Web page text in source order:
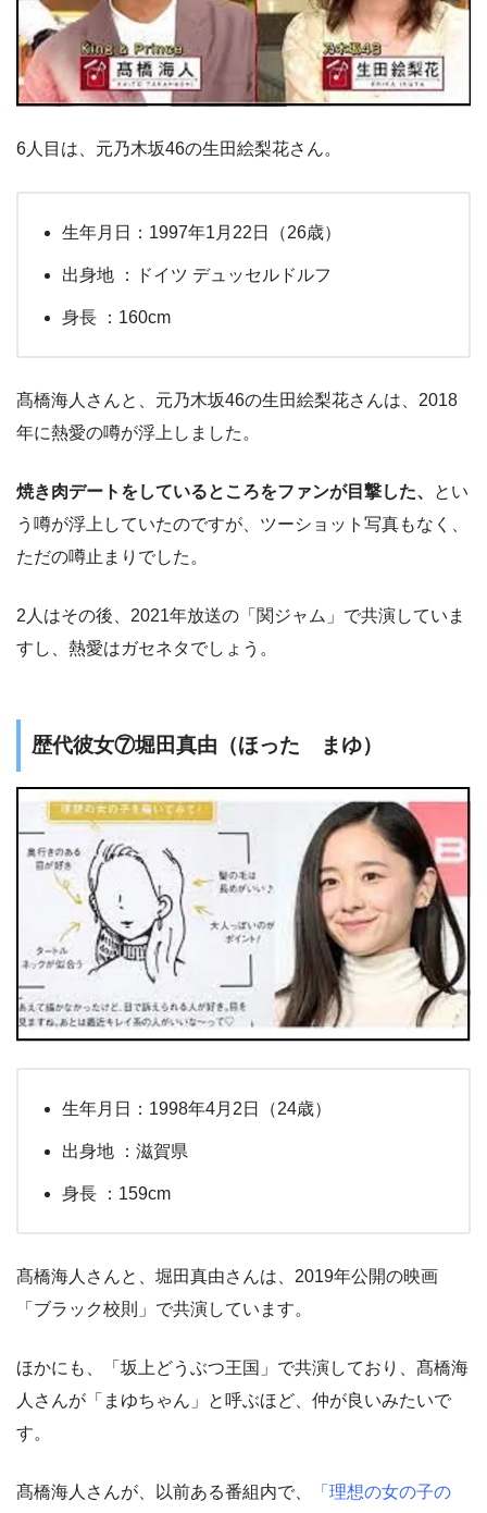
6人目は、元乃木坂46の生田絵梨花さん。
生年月日：1997年1月22日（26歳）
出身地 ：ドイツ デュッセルドルフ
身長 ：160cm
髙橋海人さんと、元乃木坂46の生田絵梨花さんは、2018
年に熱愛の噂が浮上しました。
焼き肉デートをしているところをファンが目撃した、
とい
う噂が浮上していたのですが、ツーショット写真もなく、
ただの噂止まりでした。
2人はその後、2021年放送の「関ジャム」で共演していま
すし、熱愛はガセネタでしょう。
歴代彼女⑦堀田真由（ほった まゆ）
生年月日：1998年4月2日（24歳）
出身地 ：滋賀県
身長 ：159cm
髙橋海人さんと、堀田真由さんは、2019年公開の映画
「ブラック校則」で共演しています。
ほかにも、「坂上どうぶつ王国」で共演しており、髙橋海
人さんが「まゆちゃん」と呼ぶほど、仲が良いみたいで
す。
髙橋海人さんが、以前ある番組内で、
「理想の女の子の